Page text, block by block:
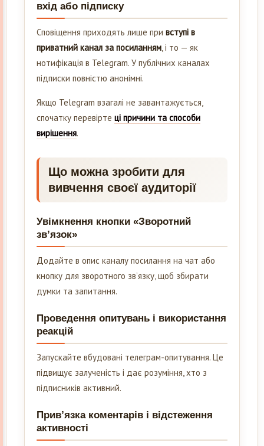
вхід або підписку
Сповіщення приходять лише при вступі в
приватний канал за посиланням, і то — як
нотифікація в Telegram. У публічних каналах
підписки повністю анонімні.
Якщо Telegram взагалі не завантажується,
спочатку перевірте ці причини та способи
вирішення.
Що можна зробити для
вивчення своєї аудиторії
Увімкнення кнопки «Зворотний
зв’язок»
Додайте в опис каналу посилання на чат або
кнопку для зворотного зв’язку, щоб збирати
думки та запитання.
Проведення опитувань і використання
реакцій
Запускайте вбудовані телеграм-опитування. Це
підвищує залученість і дає розуміння, хто з
підписників активний.
Прив’язка коментарів і відстеження
активності